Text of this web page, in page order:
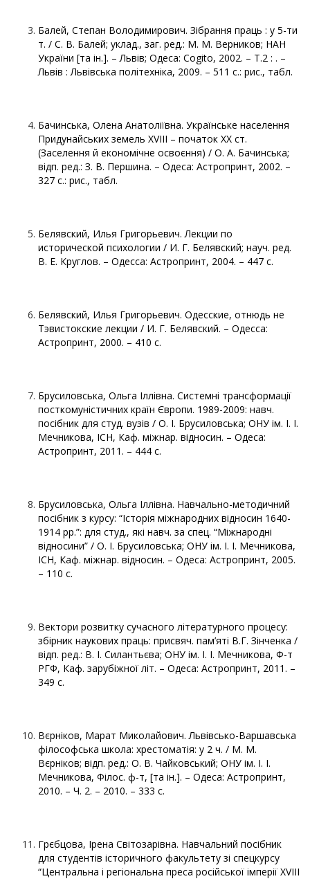
Балей, Степан Володимирович. Зібрання праць : у 5-ти
т. / С. В. Балей; уклад., заг. ред.: М. М. Верников; НАН
України [та ін.]. – Львів; Одеса: Cogito, 2002. – Т.2 : . –
Львів : Львівська політехніка, 2009. – 511 с.: рис., табл.
Бачинська, Олена Анатоліївна. Українське населення
Придунайських земель XVIII – початок XX ст.
(Заселення й економічне освоєння) / О. А. Бачинська;
відп. ред.: З. В. Першина. – Одеса: Астропринт, 2002. –
327 с.: рис., табл.
Белявский, Илья Григорьевич. Лекции по
исторической психологии / И. Г. Белявский; науч. ред.
В. Е. Круглов. – Одесса: Астропринт, 2004. – 447 с.
Белявский, Илья Григорьевич. Одесские, отнюдь не
Тэвистокские лекции / И. Г. Белявский. – Одесса:
Астропринт, 2000. – 410 с.
Брусиловська, Ольга Іллівна. Системні трансформації
посткомуністичних країн Європи. 1989-2009: навч.
посібник для студ. вузів / О. І. Брусиловська; ОНУ ім. І. І.
Мечникова, ІСН, Каф. міжнар. відносин. – Одеса:
Астропринт, 2011. – 444 с.
Брусиловська, Ольга Іллівна. Навчально-методичний
посібник з курсу: “Історія міжнародних відносин 1640-
1914 рр.”: для студ., які навч. за спец. “Міжнародні
відносини” / О. І. Брусиловська; ОНУ ім. І. І. Мечникова,
ІСН, Каф. міжнар. відносин. – Одеса: Астропринт, 2005.
– 110 с.
Вектори розвитку сучасного літературного процесу:
збірник наукових праць: присвяч. пам’яті В.Г. Зінченка /
відп. ред.: В. І. Силантьєва; ОНУ ім. І. І. Мечникова, Ф-т
РГФ, Каф. зарубіжної літ. – Одеса: Астропринт, 2011. –
349 с.
Вєрніков, Марат Миколайович. Львівсько-Варшавська
філософська школа: хрестоматія: у 2 ч. / М. М.
Вєрніков; відп. ред.: О. В. Чайковський; ОНУ ім. І. І.
Мечникова, Філос. ф-т, [та ін.]. – Одеса: Астропринт,
2010. – Ч. 2. – 2010. – 333 с.
Грєбцова, Ірена Світозарівна. Навчальний посібник
для студентів історичного факультету зі спецкурсу
“Центральна і регіональна преса російської імперії XVIII